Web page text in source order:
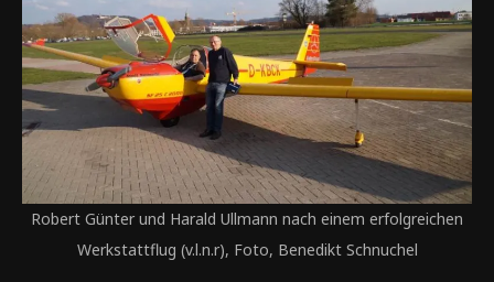
Robert Günter und Harald Ullmann nach einem erfolgreichen
Werkstattflug (v.l.n.r), Foto, Benedikt Schnuchel